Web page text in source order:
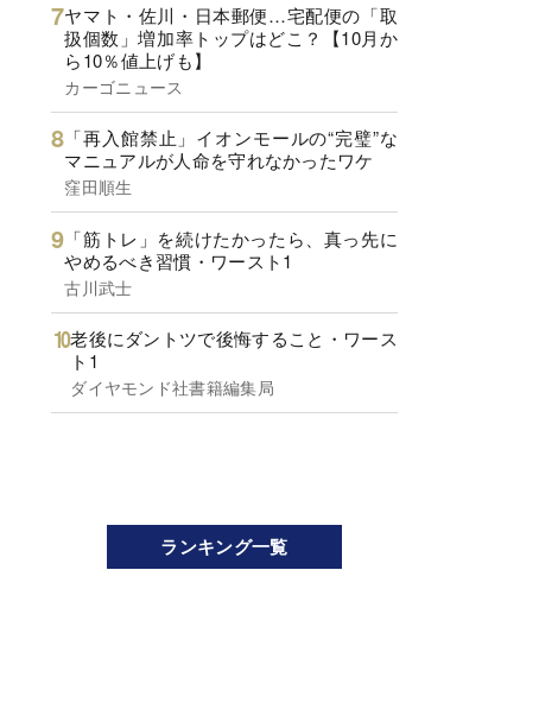
ヤマト・佐川・日本郵便…宅配便の「取
扱個数」増加率トップはどこ？【10月か
ら10％値上げも】
カーゴニュース
「再入館禁止」イオンモールの“完璧”な
マニュアルが人命を守れなかったワケ
窪田順生
「筋トレ」を続けたかったら、真っ先に
やめるべき習慣・ワースト1
古川武士
老後にダントツで後悔すること・ワース
ト1
ダイヤモンド社書籍編集局
ランキング一覧